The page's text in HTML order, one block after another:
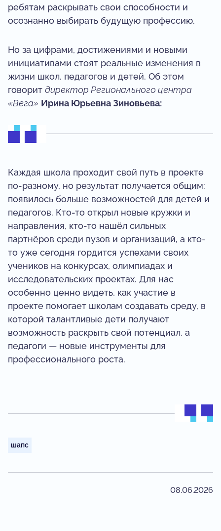
ребятам раскрывать свои способности и
осознанно выбирать будущую профессию.
Но за цифрами, достижениями и новыми
инициативами стоят реальные изменения в
жизни школ, педагогов и детей. Об этом
говорит директор Регионального центра
«Вега» Ирина Юрьевна Зиновьева:
Каждая школа проходит свой путь в проекте
по-разному, но результат получается общим:
появилось больше возможностей для детей и
педагогов. Кто-то открыл новые кружки и
направления, кто-то нашёл сильных
партнёров среди вузов и организаций, а кто-
то уже сегодня гордится успехами своих
учеников на конкурсах, олимпиадах и
исследовательских проектах. Для нас
особенно ценно видеть, как участие в
проекте помогает школам создавать среду, в
которой талантливые дети получают
возможность раскрыть свой потенциал, а
педагоги — новые инструменты для
профессионального роста.
шапс
08.06.2026